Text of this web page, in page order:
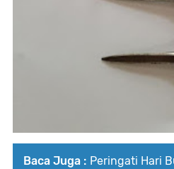
Baca Juga : Peringati Hari